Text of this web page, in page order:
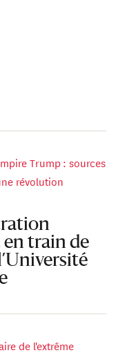
Trump : sources
révolution
en train de
de l'extrême